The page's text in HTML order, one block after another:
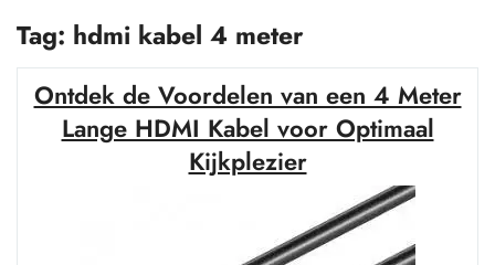
Tag: hdmi kabel 4 meter
Ontdek de Voordelen van een 4 Meter
Lange HDMI Kabel voor Optimaal
Kijkplezier